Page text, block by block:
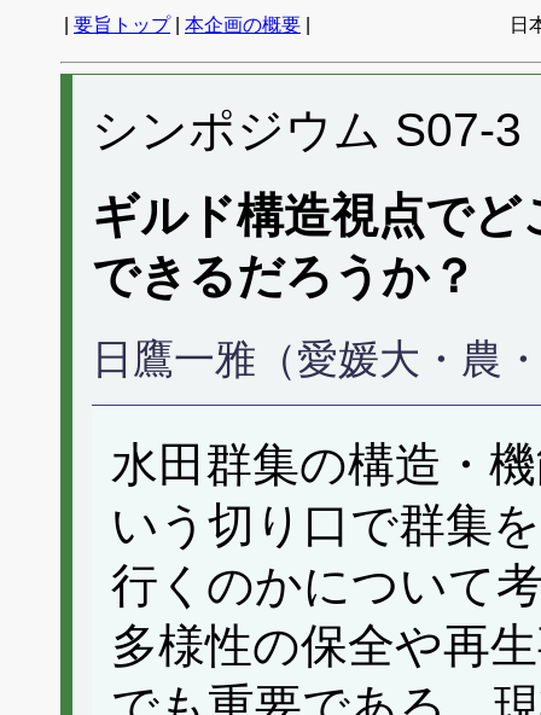
要旨トップ| 本企画の概要 日
シンポジウム S07-3
ギルド構造視点で
できるだろうか？
日鷹一雅（愛媛大・農
水田群集の構造・
いう切り口で群集
行くのかについて
多様性の保全や再